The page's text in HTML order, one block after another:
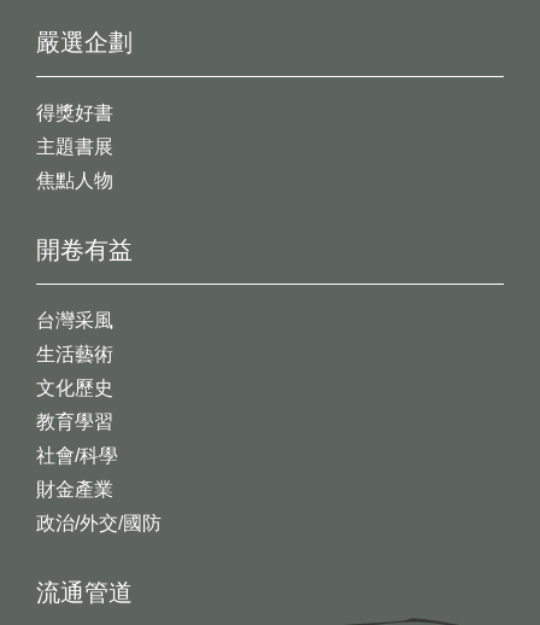
開卷有益
台灣采風
生活藝術
文化歷史
教育學習
社會/科學
財金產業
政治/外交/國防
嚴選企劃
得獎好書
主題書展
焦點人物
流通管道